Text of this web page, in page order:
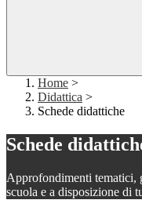
Home >
Didattica >
Schede didattiche
Schede
Approfondimenti tematici,
scuola e a disposizione di